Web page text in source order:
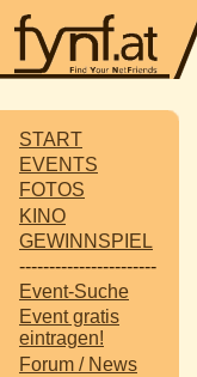
START
EVENTS
FOTOS
KINO
GEWINNSPIEL
-----------------------
Event-Suche
Event gratis
eintragen!
Forum / News